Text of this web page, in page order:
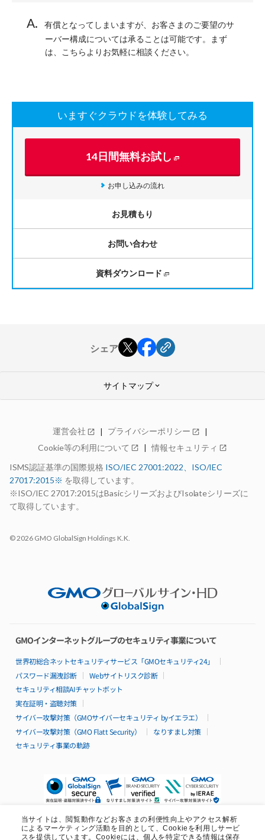
当サイトは、閲覧動作などお客さまの利便性向上やアクセス解析
によるマーケティング活動を目的として、Cookieを利用しサービ
スを提供しています。Cookieには、個人を特定できる情報は保存
有償となってしまいますが、お客さまのご要望のサ
ーバー構成については承ることは可能です。まず
は、
こちら よりお気軽に相談ください。
いますぐクラウドを体験してみる
14日間無料お試し
お申し込みの流れ
お見積もり
お問い合わせ
資料ダウンロード
シェア
サイトマップkeyboard_arrow_down
Advanceシリーズ
仕様・機能
構成例
99.99%稼働率保証
サポート
お申し込みの流れ
パートナー制度
特長
料金
仕様・機能
構成例
99.95%稼働率保証
サポート
導入事例
Isolateシリーズ
仕様・機能
サポート
導入無料サポート特典
運営会社 open_in_new プライバシーポリシー open_in_new
Cookie等の利用について open_in_new 情報セキュリティ open_in_new
ISMS認証基準の国際規格 ISO/IEC 27001:2022、ISO/IEC
27017:2015※ を取得しています。
※ISO/IEC 27017:2015はBasicシリーズおよびIsolateシリーズに
て取得しています。
© 2026 GMO GlobalSign Holdings K.K.
GMOインターネットグループのセキュリティ事業について
世界初総合ネットセキュリティサービス「GMOセキュリティ24」
パスワード漏洩診断
Webサイトリスク診断
セキュリティ相談AIチャットボット
実在証明・盗聴対策
サイバー攻撃対策（GMOサイバーセキュリティ byイエラエ）
サイバー攻撃対策（GMO Flatt Security）
なりすまし対策
セキュリティ事業の軌跡